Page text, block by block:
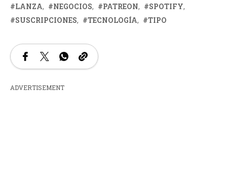
LANZA NEGOCIOS PATREON
SPOTIFY
SUSCRIPCIONES
TECNOLOGÍA TIPO
ADVERTISEMENT